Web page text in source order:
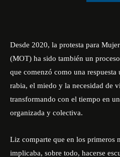
Desde 2020, la protesta para
(MOT) ha sido también un
que comenzó como una respuesta
rabia, el miedo y la necesidad de
transformando con el tiempo en
organizada y colectiva.
Liz comparte que en los primeros
implicaba, sobre todo, hacerse